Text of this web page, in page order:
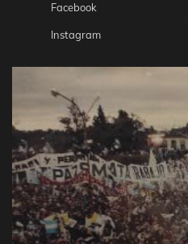
Facebook
Instagram